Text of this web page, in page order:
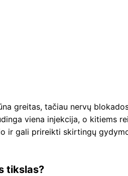
greitas, tačiau nervų
viena injekcija, o kitiems
ir gali prireikti skirtingų
tikslas?